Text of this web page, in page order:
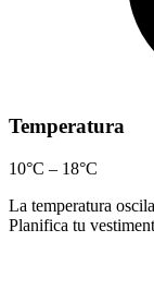
Temperatura
10°C – 18°C
La temperatura
Planifica tu